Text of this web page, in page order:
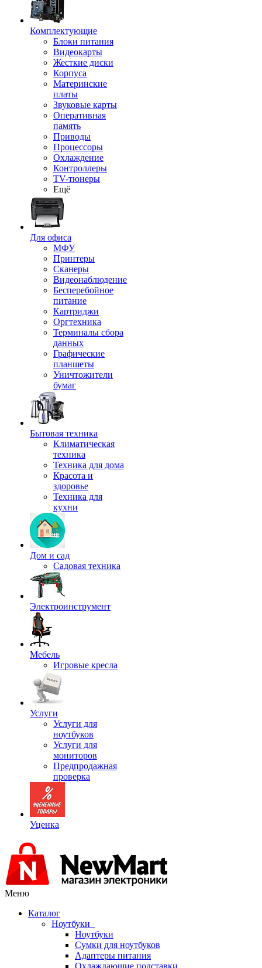
Комплектующие
Блоки питания
Видеокарты
Жесткие диски
Корпуса
Материнские
платы
Звуковые карты
Оперативная
память
Приводы
Процессоры
Охлаждение
Контроллеры
TV-тюнеры
Ещё
Для офиса
МФУ
Принтеры
Сканеры
Видеонаблюдение
Бесперебойное
питание
Картриджи
Оргтехника
Терминалы сбора
данных
Графические
планшеты
Уничтожители
бумаг
Бытовая техника
Климатическая
техника
Техника для дома
Красота и
здоровье
Техника для
кухни
Дом и сад
Садовая техника
Электроинструмент
Мебель
Игровые кресла
Услуги
Услуги для
ноутбуков
Услуги для
мониторов
Предпродажная
проверка
Уценка
Меню
Каталог
Ноутбуки
Ноутбуки
Сумки для ноутбуков
Адаптеры питания
Охлаждающие подставки